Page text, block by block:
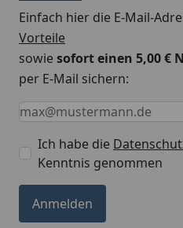
Einfach hier die E-Mail-
Vorteile
sowiesofort einen 5,00 €
per E-Mail sichern:
Keine Eingabe erforderlich
Eingabe erforderlich
E-Mail *
Ich habe die
Kenntnis genommen
Anmelden